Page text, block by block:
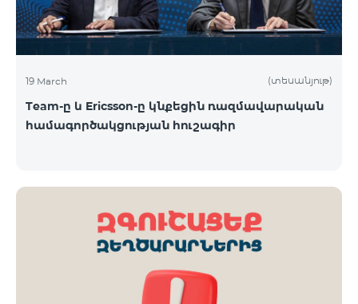
19 March (տեսանյութ)
Team-ը և Ericsson-ը կնքեցին ռազմավարական
համագործակցության հուշագիր